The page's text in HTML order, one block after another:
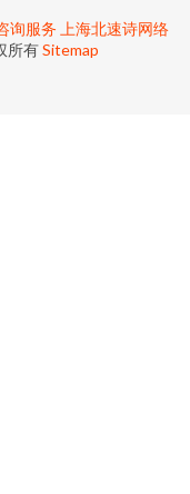
询服务 上海北速诗网络
所有Sitemap